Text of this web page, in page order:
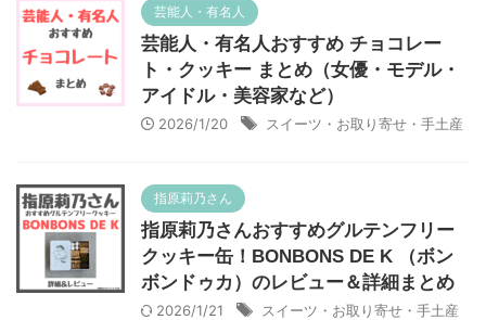
芸能人・有名人
芸能人・有名人おすすめ チョコレー
ト・クッキー まとめ（女優・モデル・
アイドル・美容家など）
2026/1/20 スイーツ・お取り寄せ・手土産
指原莉乃さん
指原莉乃さんおすすめグルテンフリー
クッキー缶！BONBONS DE K （ボン
ボンドゥカ）のレビュー＆詳細まとめ
2026/1/21 スイーツ・お取り寄せ・手土産